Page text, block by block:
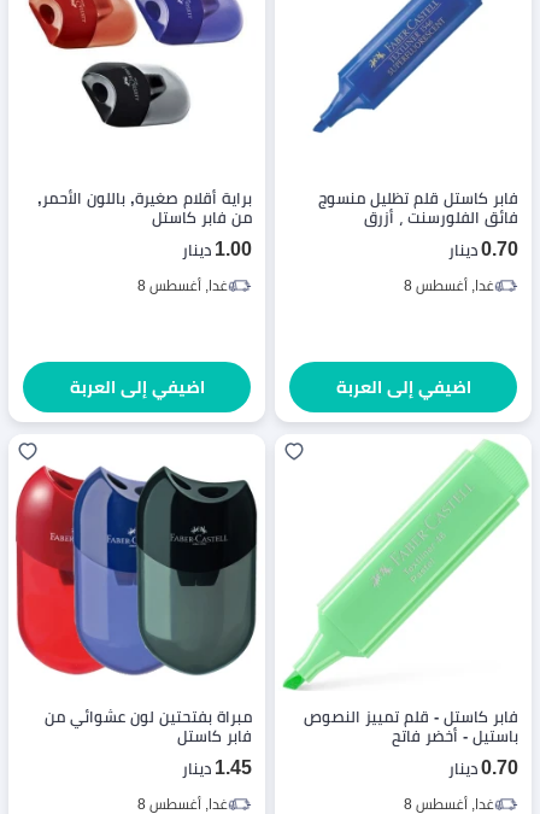
فابر كاستل قلم تظليل منسوج
فائق الفلورسنت ، أزرق
0.70 دينار
غدا, أغسطس 8
اضيفي إلى العربة
براية أقلام صغيرة, باللون الأحمر,
من فابر كاستل
1.00 دينار
غدا, أغسطس 8
اضيفي إلى العربة
فابر كاستل - قلم تمييز النصوص
باستيل - أخضر فاتح
0.70 دينار
غدا, أغسطس 8
مبراة بفتحتين لون عشوائي من
فابر كاستل
1.45 دينار
غدا, أغسطس 8